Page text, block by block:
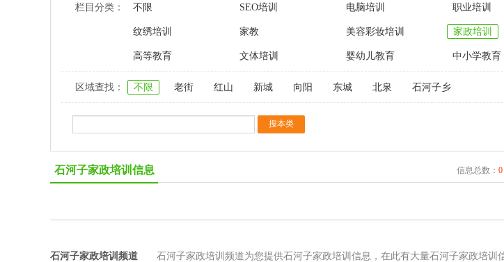
栏目分类： 不限 SEO培训 电脑培训 职业培训
纹绣培训 家教 美容彩妆培训 家政培训
高等教育 文体培训 婴幼儿教育 中小学教育
区域查找： 不限 老街 红山 新城 向阳 东城 北泉 石河子乡
石河子家政培训信息 信息总数： 0
石河子家政培训频道 石河子家政培训频道为您提供石河子家政培训信息，在此有大量石河子家政培训